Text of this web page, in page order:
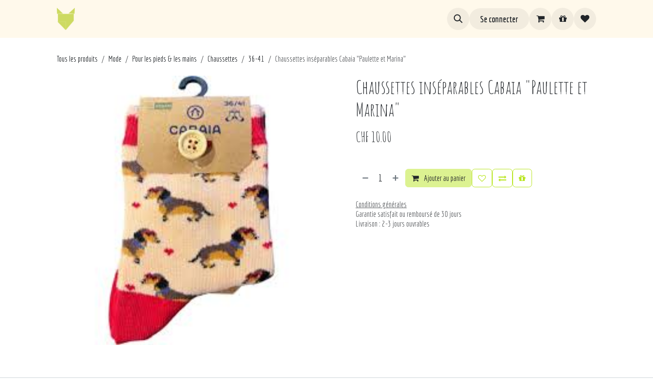
Se connecter
Tous les produits Mode Pour les pieds & les mains Chaussettes 36-41 Chaussettes inséparables Cabaia "Paulette et Marina"
Chaussettes inséparables Cabaia "Paulette et
Marina"
CHF10.00
Ajouter au panier
Conditions générales
Garantie satisfait ou remboursé de 30 jours
Livraison : 2-3 jours ouvrables